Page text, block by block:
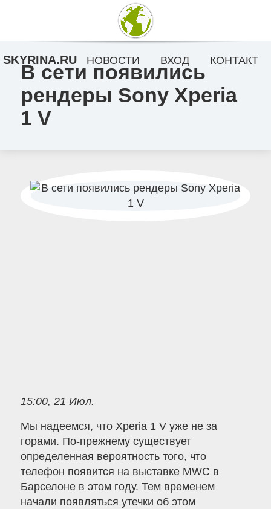
В сети появились
рендеры Sony Xperia
1 V
15:00, 21 Июл.
Мы надеемся, что Xperia 1 V уже не за
горами. По-прежнему существует
определенная вероятность того, что
телефон появится на выставке MWC в
Барселоне в этом году. Тем временем
начали появляться утечки об этом
SKYRINA.RU НОВОСТИ ВХОД КОНТАКТ